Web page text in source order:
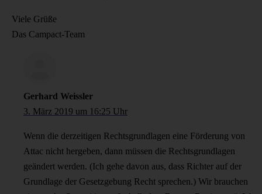
Viele Grüße
Das Campact-Team
Gerhard Weissler
3. März 2019 um 16:25 Uhr
Wenn die derzeitigen Rechtsgrundlagen eine Förderung von
Attac nicht hergeben, dann müssen die Rechtsgrundlagen
geändert werden. (Ich gehe davon aus, dass Richter auf der
Grundlage der Gesetzgebung Recht sprechen.) Wir brauchen